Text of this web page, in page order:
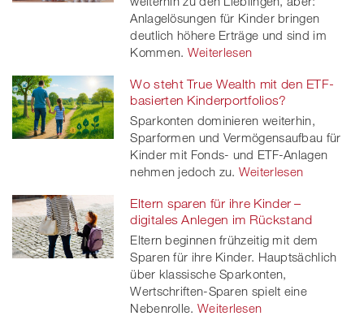
Anlagelösungen für Kinder bringen
deutlich höhere Erträge und sind im
Kommen. Weiterlesen
Wo steht True Wealth mit den ETF-
basierten Kinderportfolios?
Sparkonten dominieren weiterhin,
Sparformen und Vermögensaufbau für
Kinder mit Fonds- und ETF-Anlagen
nehmen jedoch zu. Weiterlesen
Eltern sparen für ihre Kinder –
digitales Anlegen im Rückstand
Eltern beginnen frühzeitig mit dem
Sparen für ihre Kinder. Hauptsächlich
über klassische Sparkonten,
Wertschriften-Sparen spielt eine
Nebenrolle. Weiterlesen